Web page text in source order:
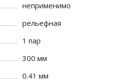
неприменимо
рельефная
1 пар
300 мм
0.41 мм